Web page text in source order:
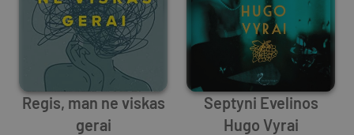
Regis, man ne viskas
gerai
Septyni Evelinos
Hugo Vyrai